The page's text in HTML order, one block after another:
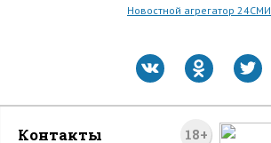
Новостной агрегатор 24СМИ
18+
Контакты